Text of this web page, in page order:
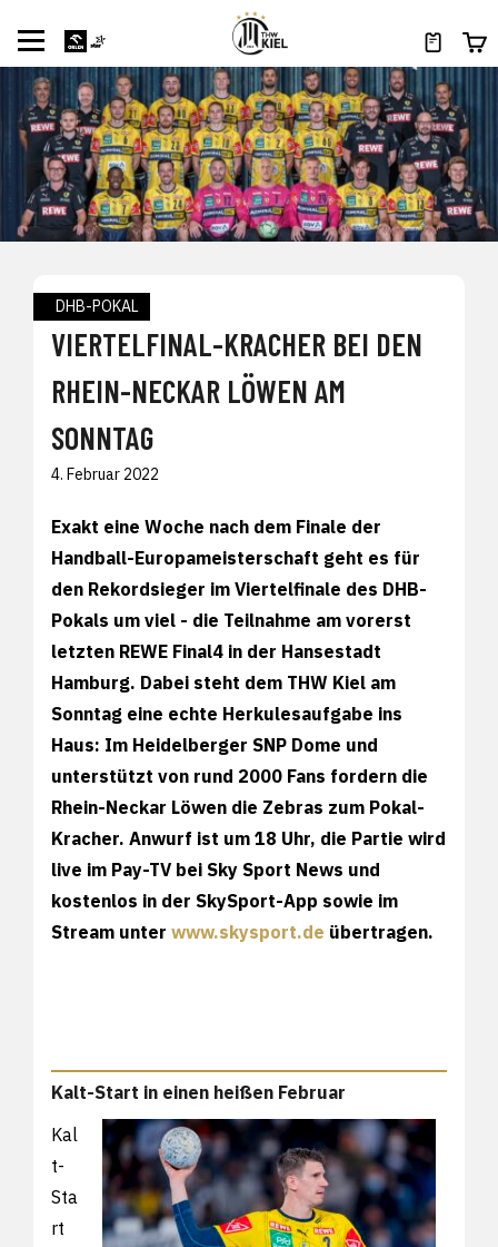
DHB-POKAL
VIERTELFINAL-KRACHER BEI DEN
RHEIN-NECKAR LÖWEN AM
SONNTAG
4. Februar 2022
Exakt eine Woche nach dem Finale der
Handball-Europameisterschaft geht es für
den Rekordsieger im Viertelfinale des DHB-
Pokals um viel - die Teilnahme am vorerst
letzten REWE Final4 in der Hansestadt
Hamburg. Dabei steht dem THW Kiel am
Sonntag eine echte Herkulesaufgabe ins
Haus: Im Heidelberger SNP Dome und
unterstützt von rund 2000 Fans fordern die
Rhein-Neckar Löwen die Zebras zum Pokal-
Kracher. Anwurf ist um 18 Uhr, die Partie wird
live im Pay-TV bei Sky Sport News und
kostenlos in der SkySport-App sowie im
Stream unter www.skysport.de übertragen.
Kalt-Start in einen heißen Februar
Kal
t-
Sta
rt